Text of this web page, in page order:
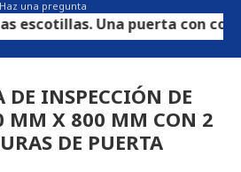
Haz una pregunta
Una puerta con
INSPECCIÓN DE
MM X 800 MM CON 2
DE PUERTA